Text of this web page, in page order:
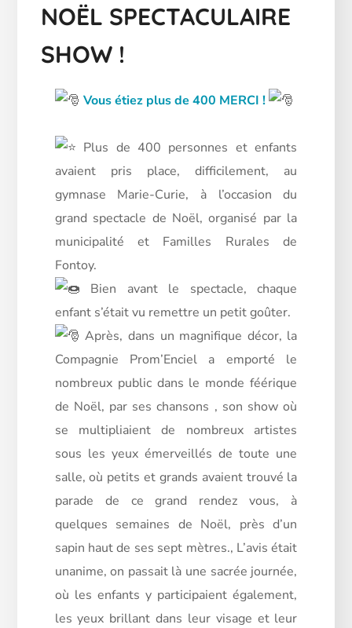
NOËL SPECTACULAIRE
SHOW !
Vous étiez plus de 400 MERCI !
Plus de 400 personnes et enfants
avaient pris place, difficilement, au
gymnase Marie-Curie, à l’occasion du
grand spectacle de Noël, organisé par la
municipalité et Familles Rurales de
Fontoy.
Bien avant le spectacle, chaque
enfant s’était vu remettre un petit goûter.
Après, dans un magnifique décor, la
Compagnie Prom’Enciel a emporté le
nombreux public dans le monde féérique
de Noël, par ses chansons , son show où
se multipliaient de nombreux artistes
sous les yeux émerveillés de toute une
salle, où petits et grands avaient trouvé la
parade de ce grand rendez vous, à
quelques semaines de Noël, près d’un
sapin haut de ses sept mètres., L’avis était
unanime, on passait là une sacrée journée,
où les enfants y participaient également,
les yeux brillant dans leur visage et leur